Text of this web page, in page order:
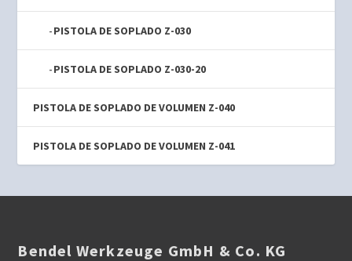
PISTOLA DE SOPLADO Z-030
PISTOLA DE SOPLADO Z-030-20
PISTOLA DE SOPLADO DE VOLUMEN Z-040
PISTOLA DE SOPLADO DE VOLUMEN Z-041
Bendel Werkzeuge GmbH & Co. KG